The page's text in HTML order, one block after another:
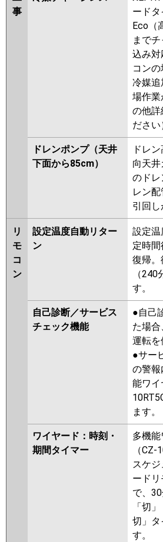
事
ードタ
Eco（
まで
込み対
コンの
冷媒追
場作業
の他詳
ださい
ドレンポンプ（天井
下面から85cm）
ドレ
向天井
のドレ
レン
引回し
リ
モ
コ
ン
設定温度自動リター
ン
設定温
定時
復帰。
（
す。
自己診断／サービス
チェック機能
●自己
た場合
運転を
●サー
の警報
能ワイ
ます。
ワイヤード：時刻・
期間タイマー
多機
（
スケ
ードリ
で、
「切
切」タ
す。